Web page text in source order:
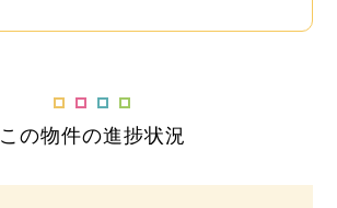
この物件の進捗状況